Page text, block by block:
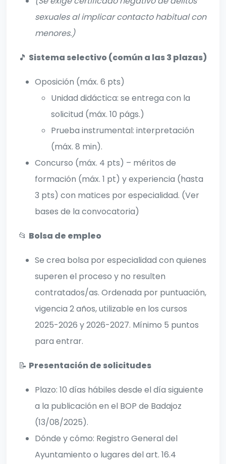
sexuales al implicar contacto habitual con
menores.)
🎵 Sistema selectivo (común a las 3 plazas)
Oposición (máx. 6 pts)
Unidad didáctica: se entrega con la
solicitud (máx. 10 págs.)
Prueba instrumental: interpretación
(máx. 8 min).
Concurso (máx. 4 pts) – méritos de
formación (máx. 1 pt) y experiencia (hasta
3 pts) con matices por especialidad. (Ver
bases de la convocatoria)
📂 Bolsa de empleo
Se crea bolsa por especialidad con quienes
superen el proceso y no resulten
contratados/as. Ordenada por puntuación,
vigencia 2 años, utilizable en los cursos
2025-2026 y 2026-2027. Mínimo 5 puntos
para entrar.
📝 Presentación de solicitudes
Plazo: 10 días hábiles desde el día siguiente
a la publicación en el BOP de Badajoz
(13/08/2025).
Dónde y cómo: Registro General del
Ayuntamiento o lugares del art. 16.4